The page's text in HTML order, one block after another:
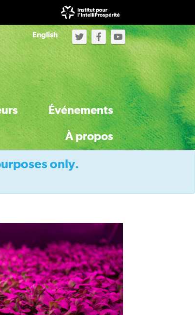
Événements
À propos
English
only.